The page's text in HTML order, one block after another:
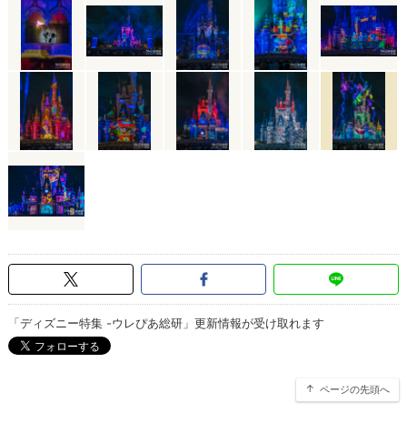
「ディズニー特集 -ウレぴあ総研」更新情報が受け取れます
ページの先頭へ